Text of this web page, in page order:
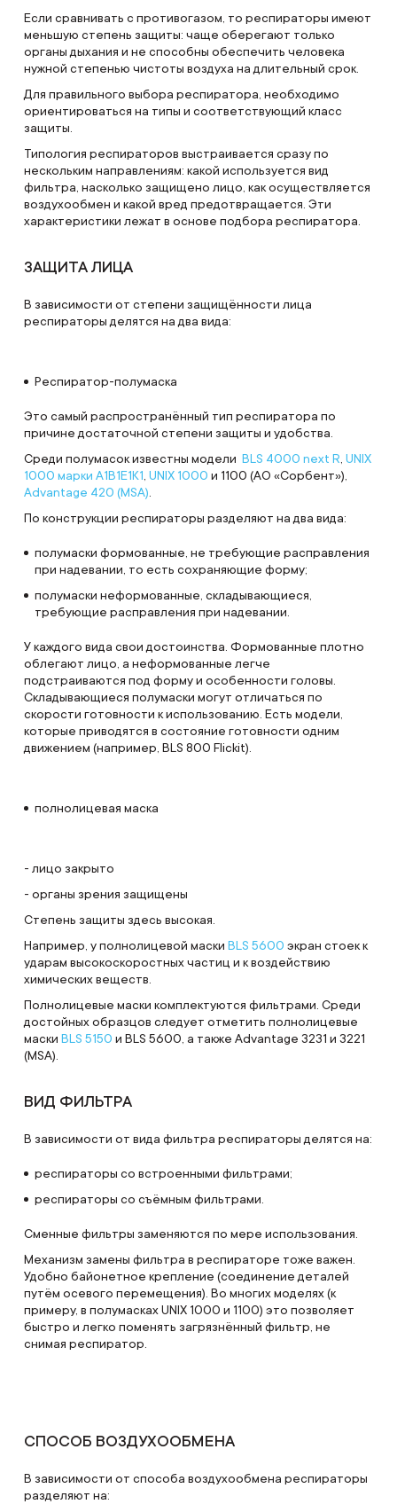
Если сравнивать с противогазом, то респираторы имеют
меньшую степень защиты: чаще оберегают только
органы дыхания и не способны обеспечить человека
нужной степенью чистоты воздуха на длительный срок.
Для правильного выбора респиратора, необходимо
ориентироваться на типы и соответствующий класс
защиты.
Типология респираторов выстраивается сразу по
нескольким направлениям: какой используется вид
фильтра, насколько защищено лицо, как осуществляется
воздухообмен и какой вред предотвращается. Эти
характеристики лежат в основе подбора респиратора.
ЗАЩИТА ЛИЦА
В зависимости от степени защищённости лица
респираторы делятся на два вида:
Респиратор-полумаска
Это самый распространённый тип респиратора по
причине достаточной степени защиты и удобства.
Среди полумасок известны модели BLS 4000 next R UNIX
1000 марки А1В1Е1К1 UNIX 1000 и 1100 (АО «Сорбент»),
Advantage 420 (MSA)
По конструкции респираторы разделяют на два вида:
полумаски формованные, не требующие расправления
при надевании, то есть сохраняющие форму;
полумаски неформованные, складывающиеся,
требующие расправления при надевании.
У каждого вида свои достоинства. Формованные плотно
облегают лицо, а неформованные легче
подстраиваются под форму и особенности головы.
Складывающиеся полумаски могут отличаться по
скорости готовности к использованию. Есть модели,
которые приводятся в состояние готовности одним
движением (например, BLS 800 Flickit).
полнолицевая маска
- лицо закрыто
- органы зрения защищены
Степень защиты здесь высокая.
Например, у полнолицевой маски BLS 5600 экран стоек к
ударам высокоскоростных частиц и к воздействию
химических веществ.
Полнолицевые маски комплектуются фильтрами. Среди
достойных образцов следует отметить полнолицевые
маски BLS 5150 и BLS 5600, а также Advantage 3231 и 3221
(MSA).
ВИД ФИЛЬТРА
В зависимости от вида фильтра респираторы делятся на:
респираторы со встроенными фильтрами;
респираторы со съёмным фильтрами.
Сменные фильтры заменяются по мере использования.
Механизм замены фильтра в респираторе тоже важен.
Удобно байонетное крепление (соединение деталей
путём осевого перемещения). Во многих моделях (к
примеру, в полумасках UNIX 1000 и 1100) это позволяет
быстро и легко поменять загрязнённый фильтр, не
снимая респиратор.
СПОСОБ ВОЗДУХООБМЕНА
В зависимости от способа воздухообмена респираторы
разделяют на: